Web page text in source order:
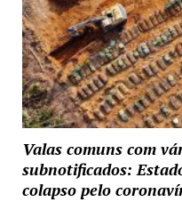
Valas comuns com
subnotificados:
colapso pelo